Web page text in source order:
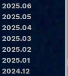
2025.06
2025.05
2025.04
2025.03
2025.02
2025.01
2024.12